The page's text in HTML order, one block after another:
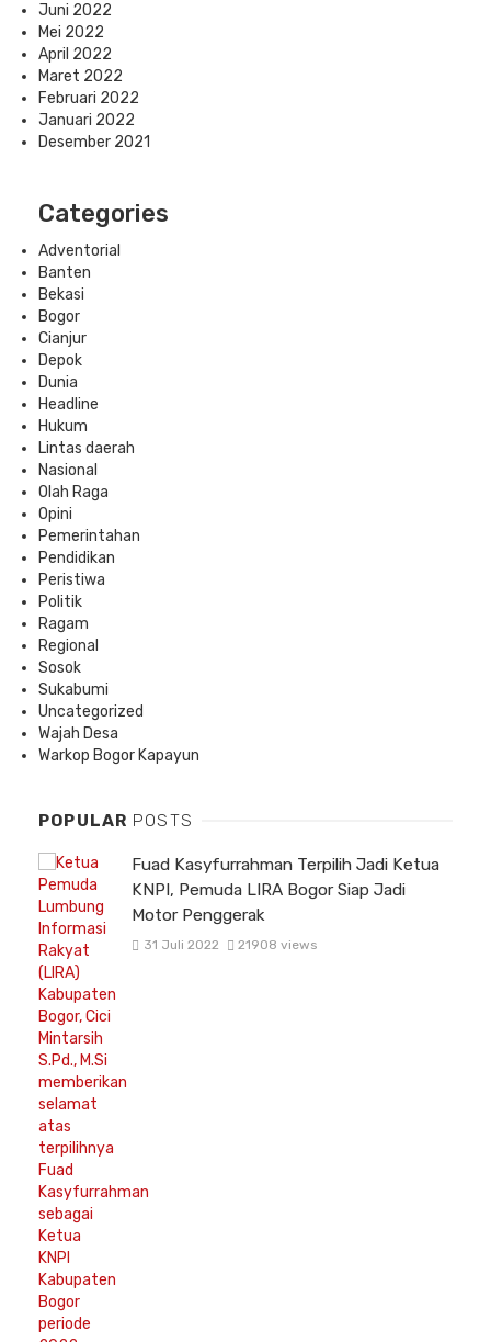
Juni 2022
Mei 2022
April 2022
Maret 2022
Februari 2022
Januari 2022
Desember 2021
Categories
Adventorial
Banten
Bekasi
Bogor
Cianjur
Depok
Dunia
Headline
Hukum
Lintas daerah
Nasional
Olah Raga
Opini
Pemerintahan
Pendidikan
Peristiwa
Politik
Ragam
Regional
Sosok
Sukabumi
Uncategorized
Wajah Desa
Warkop Bogor Kapayun
POPULAR POSTS
Fuad Kasyfurrahman Terpilih Jadi Ketua
KNPI, Pemuda LIRA Bogor Siap Jadi
Motor Penggerak
31 Juli 2022 21908 views